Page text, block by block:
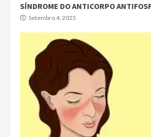
SÍNDROME DO ANTICORPO
Setembro 4, 2025